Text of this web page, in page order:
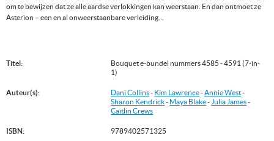
om te bewijzen dat ze alle aardse verlokkingen kan weerstaan. En dan ontmoet ze
Asterion – een en al onweerstaanbare verleiding…
Titel:
Bouquet e-bundel nummers 4585 - 4591 (7-in-
1)
Auteur(s): Dani Collins- Kim Lawrence-Annie West-
Sharon Kendrick- Maya Blake- Julia James-
Caitlin Crews
ISBN: 9789402571325